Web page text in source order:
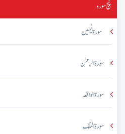
پنج سورہ
سورۃ یٰسین
سورۃ الرحمٰن
سورۃ الواقعہ
سورۃ الملک